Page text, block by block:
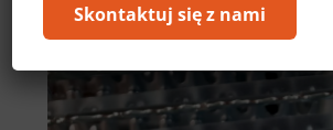
Skontaktuj się z nami